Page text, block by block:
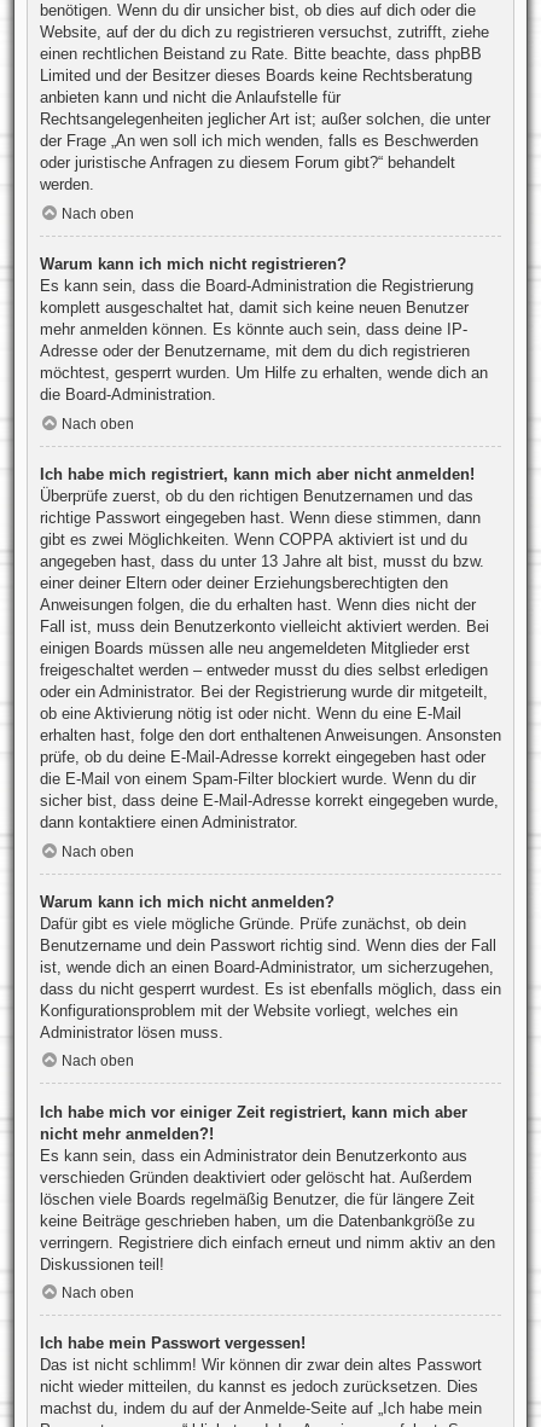
benötigen. Wenn du dir unsicher bist, ob dies auf dich oder die
Website, auf der du dich zu registrieren versuchst, zutrifft, ziehe
einen rechtlichen Beistand zu Rate. Bitte beachte, dass phpBB
Limited und der Besitzer dieses Boards keine Rechtsberatung
anbieten kann und nicht die Anlaufstelle für
Rechtsangelegenheiten jeglicher Art ist; außer solchen, die unter
der Frage „An wen soll ich mich wenden, falls es Beschwerden
oder juristische Anfragen zu diesem Forum gibt?“ behandelt
werden.
Nach oben
Warum kann ich mich nicht registrieren?
Es kann sein, dass die Board-Administration die Registrierung
komplett ausgeschaltet hat, damit sich keine neuen Benutzer
mehr anmelden können. Es könnte auch sein, dass deine IP-
Adresse oder der Benutzername, mit dem du dich registrieren
möchtest, gesperrt wurden. Um Hilfe zu erhalten, wende dich an
die Board-Administration.
Nach oben
Ich habe mich registriert, kann mich aber nicht anmelden!
Überprüfe zuerst, ob du den richtigen Benutzernamen und das
richtige Passwort eingegeben hast. Wenn diese stimmen, dann
gibt es zwei Möglichkeiten. Wenn COPPAaktiviert ist und du
angegeben hast, dass du unter 13 Jahre alt bist, musst du bzw.
einer deiner Eltern oder deiner Erziehungsberechtigten den
Anweisungen folgen, die du erhalten hast. Wenn dies nicht der
Fall ist, muss dein Benutzerkonto vielleicht aktiviert werden. Bei
einigen Boards müssen alle neu angemeldeten Mitglieder erst
freigeschaltet werden – entweder musst du dies selbst erledigen
oder ein Administrator. Bei der Registrierung wurde dir mitgeteilt,
ob eine Aktivierung nötig ist oder nicht. Wenn du eine E-Mail
erhalten hast, folge den dort enthaltenen Anweisungen. Ansonsten
prüfe, ob du deine E-Mail-Adresse korrekt eingegeben hast oder
die E-Mail von einem Spam-Filter blockiert wurde. Wenn du dir
sicher bist, dass deine E-Mail-Adresse korrekt eingegeben wurde,
dann kontaktiere einen Administrator.
Nach oben
Warum kann ich mich nicht anmelden?
Dafür gibt es viele mögliche Gründe. Prüfe zunächst, ob dein
Benutzername und dein Passwort richtig sind. Wenn dies der Fall
ist, wende dich an einen Board-Administrator, um sicherzugehen,
dass du nicht gesperrt wurdest. Es ist ebenfalls möglich, dass ein
Konfigurationsproblem mit der Website vorliegt, welches ein
Administrator lösen muss.
Nach oben
Ich habe mich vor einiger Zeit registriert, kann mich aber
nicht mehr anmelden?!
Es kann sein, dass ein Administrator dein Benutzerkonto aus
verschieden Gründen deaktiviert oder gelöscht hat. Außerdem
löschen viele Boards regelmäßig Benutzer, die für längere Zeit
keine Beiträge geschrieben haben, um die Datenbankgröße zu
verringern. Registriere dich einfach erneut und nimm aktiv an den
Diskussionen teil!
Nach oben
Ich habe mein Passwort vergessen!
Das ist nicht schlimm! Wir können dir zwar dein altes Passwort
nicht wieder mitteilen, du kannst es jedoch zurücksetzen. Dies
machst du, indem du auf der Anmelde-Seite auf „Ich habe mein